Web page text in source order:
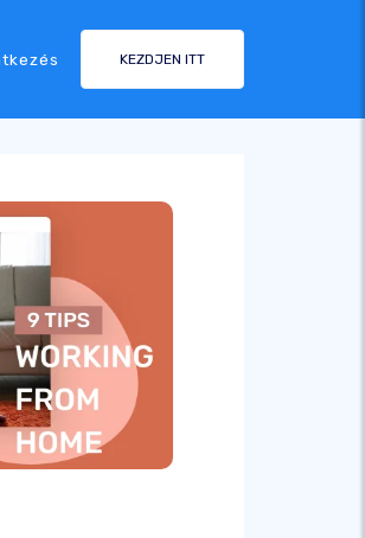
KEZDJEN ITT